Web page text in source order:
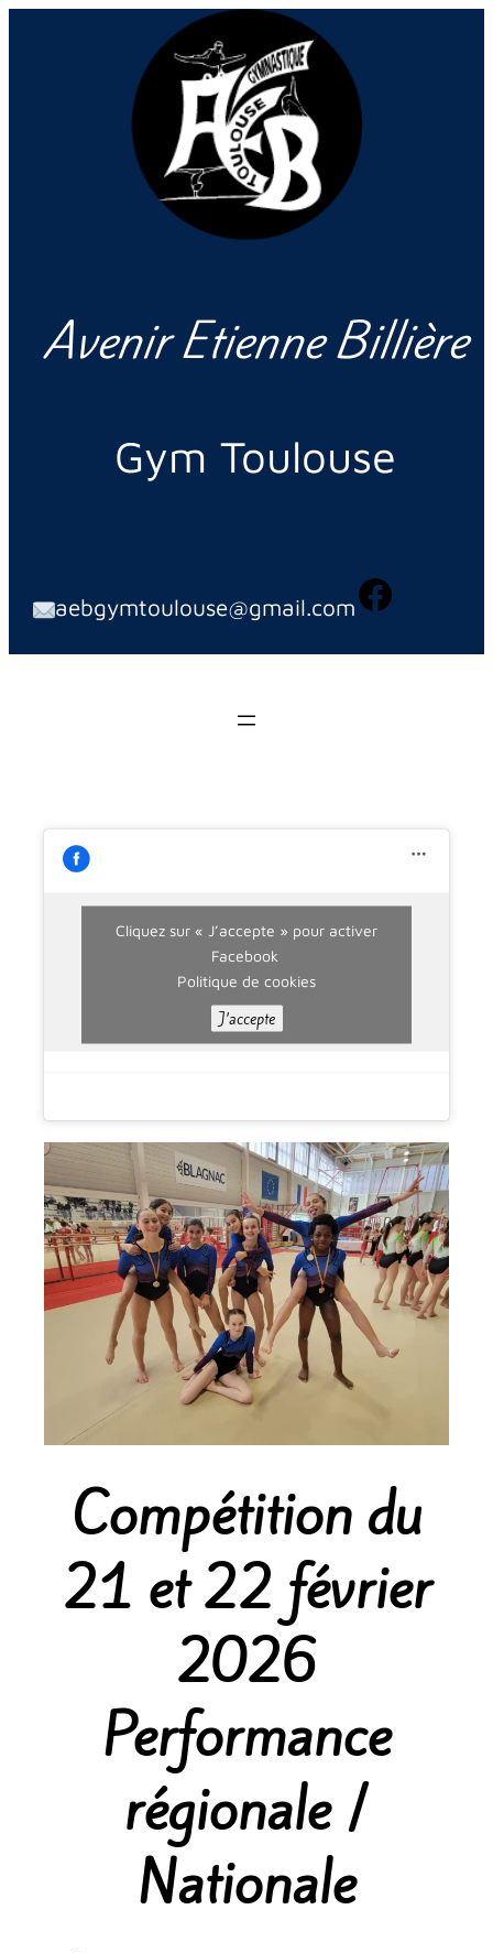
Avenir Etienne Billière
Gym Toulouse
aebgymtoulouse@gmail.com
Cliquez sur « J’accepte » pour activer
Facebook
Politique de cookies
J’accepte
Compétition du
21 et 22 février
2026
Performance
régionale /
Nationale